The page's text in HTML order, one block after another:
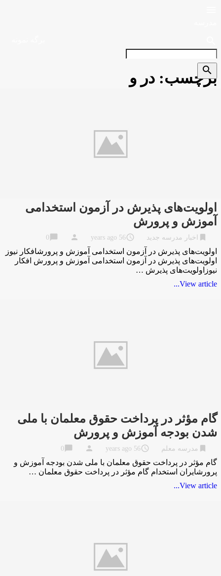
برچسب: در و
اولویت‌های پذیرش در آزمون استخدامی
آموزش و پرورش
اخبار مدرسه جدید access_time
56 years ago
person
chat_bubble
اولویت‌های پذیرش در آزمون استخدامی آموزش و پرورشافکار نیوز
اولویت‌های پذیرش در آزمون استخدامی آموزش و پرورش افکار
نیوزاولویت‌های پذیرش …
View article...
گام مؤثر در پرداخت حقوق معلمان با ملی
شدن بودجه آموزش و پرورش
مدرسه معلم access_time
56 years ago
person
chat_bubble
گام مؤثر در پرداخت حقوق معلمان با ملی شدن بودجه آموزش و
پرورشایران استخدام گام مؤثر در پرداخت حقوق معلمان …
View article...
search